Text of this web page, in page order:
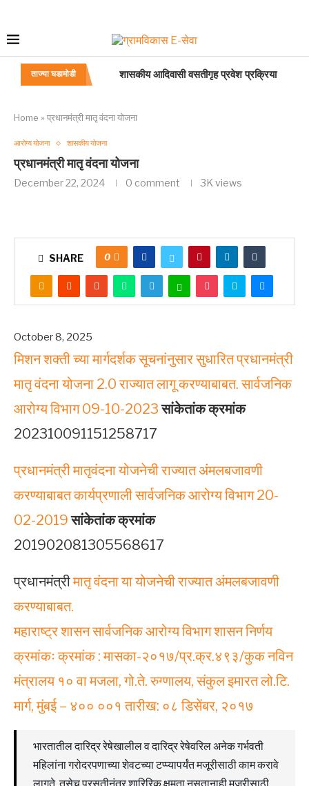
ताज्या घडामोडी
शासकीय आदिवासी वसतीगृह प्रवेश प्रक्रिया
Home » प्रधानमंत्री मातृ वंदना योजना
आरोग्य योजना शासकीय योजना
प्रधानमंत्री मातृ वंदना योजना
December 22, 2024 0 comment 3K views
SHARE 0
October 8, 2025
मिशन शक्ती च्या मार्गदर्शक सूचनांनुसार सुधारित प्रधानमंत्री
मातृ वंदना योजना 2.0 राज्यात लागू करण्याबाबत. सार्वजनिक
आरोग्य विभाग 09-10-2023 सांकेतांक क्रमांक
202310091151258717
प्रधानमंत्री मातृवंदना योजनेची राज्यात अंमलबजावणी
करण्याबाबत कार्यप्रणाली सार्वजनिक आरोग्य विभाग 20-
02-2019 सांकेतांक क्रमांक
201902081305568617
प्रधानमंत्रीमातृ वंदना या योजनेची राज्यात अंमलबजावणी
करण्याबाबत.
महाराष्ट्र शासन सार्वजनिक आरोग्य विभाग शासन निर्णय
क्रमांकः क्रमांक : मासका-२०१७/प्र.क्र.४९३/कुक नविन
मंत्रालय १० वा मजला, गो.ते. रुग्णालय, संकुल इमारत लो.टि.
मार्ग, मुंबई – ४०० ००१ तारीख: ०८ डिसेंबर, २०१७
भारतातील दारिद्र रेषेखालील व दारिद्र रेषेवरिल अनेक गर्भवती
महिलांना गरोदरपणाच्या शेवटच्या टप्प्यापर्यंत मजूरीसाठी काम करावे